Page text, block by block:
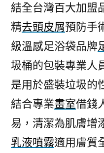
結全台灣百大加盟
精去頭皮屑預防手
級溫感足浴袋品牌
圾桶的包裝專業人
是用於盛裝垃圾的
結合專業畫室借錢
易，清潔為肌膚增
乳液噴霧適用膚質